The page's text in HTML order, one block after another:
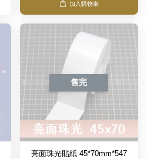
加入購物車
售完
亮面珠光貼紙 45*70mm*547